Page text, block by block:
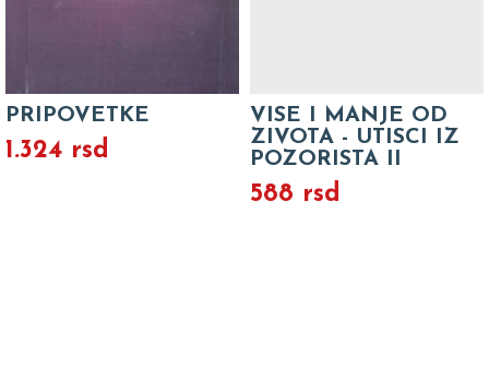
PRIPOVETKE
1.324 rsd
VISE I MANJE OD
ZIVOTA - UTISCI IZ
POZORISTA II
588 rsd